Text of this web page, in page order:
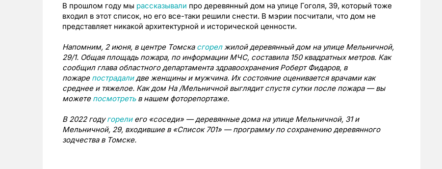
В прошлом году мы рассказывали про деревянный дом на улице Гоголя, 39, который тоже
входил в этот список, но его все-таки решили снести. В мэрии посчитали, что дом не
представляет никакой архитектурной и исторической ценности.
Напомним, 2 июня, в центре Томска сгорелжилой деревянный дом на улице Мельничной,
29/1. Общая площадь пожара, по информации МЧС, составила 150 квадратных метров. Как
сообщил глава областного департамента здравоохранения Роберт Фидаров, в
пожаре пострадалидве женщины и мужчина. Их состояние оценивается врачами как
среднее и тяжелое. Как дом На /Мельничной выглядит спустя сутки после пожара — вы
можете посмотретьв нашем фоторепортаже.
В 2022 годугорелиего «соседи» — деревянные дома на улице Мельничной, 31 и
Мельничной, 29, входившие в «Список 701» — программу по сохранению деревянного
зодчества в Томске.